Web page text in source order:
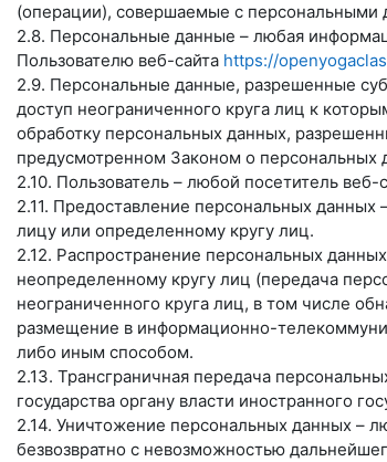
(операции), совершаемые с персональными
2.8. Персональные данные – любая
Пользователю веб-сайта https://
2.9. Персональные данные, разрешенные
доступ неограниченного круга лиц к
обработку персональных данных,
предусмотренном Законом о
2.10. Пользователь – любой посетитель веб-
2.11. Предоставление персональных
лицу или определенному кругу лиц.
2.12. Распространение персональных
неопределенному кругу лиц (передача
неограниченного круга лиц, в том числе
размещение в информационно-
либо иным способом.
2.13. Трансграничная передача
государства органу власти иностранного
2.14. Уничтожение персональных данных –
безвозвратно с невозможностью